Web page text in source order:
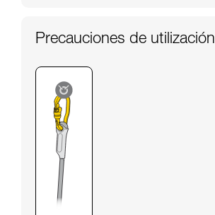
Precauciones de utilización